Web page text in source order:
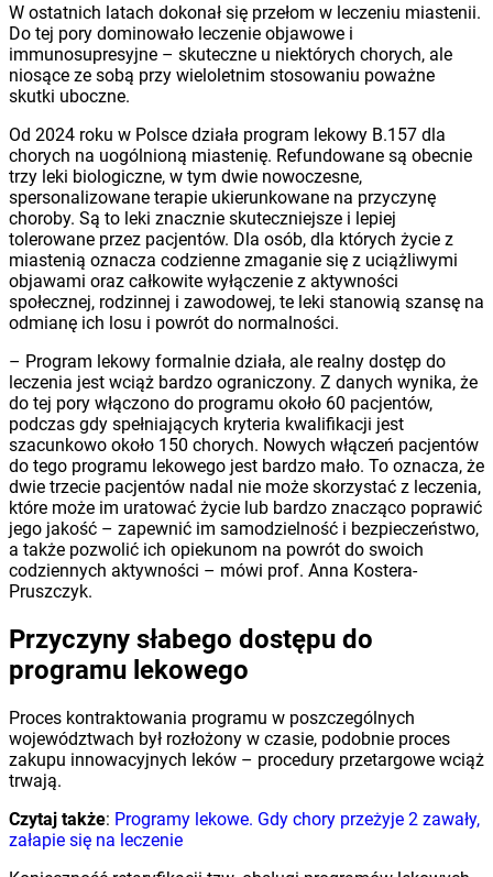
W ostatnich latach dokonał się przełom w leczeniu miastenii.
Do tej pory dominowało leczenie objawowe i
immunosupresyjne – skuteczne u niektórych chorych, ale
niosące ze sobą przy wieloletnim stosowaniu poważne
skutki uboczne.
Od 2024 roku w Polsce działa program lekowy B.157 dla
chorych na uogólnioną miastenię. Refundowane są obecnie
trzy leki biologiczne, w tym dwie nowoczesne,
spersonalizowane terapie ukierunkowane na przyczynę
choroby. Są to leki znacznie skuteczniejsze i lepiej
tolerowane przez pacjentów. Dla osób, dla których życie z
miastenią oznacza codzienne zmaganie się z uciążliwymi
objawami oraz całkowite wyłączenie z aktywności
społecznej, rodzinnej i zawodowej, te leki stanowią szansę na
odmianę ich losu i powrót do normalności.
– Program lekowy formalnie działa, ale realny dostęp do
leczenia jest wciąż bardzo ograniczony. Z danych wynika, że
do tej pory włączono do programu około 60 pacjentów,
podczas gdy spełniających kryteria kwalifikacji jest
szacunkowo około 150 chorych. Nowych włączeń pacjentów
do tego programu lekowego jest bardzo mało. To oznacza, że
dwie trzecie pacjentów nadal nie może skorzystać z leczenia,
które może im uratować życie lub bardzo znacząco poprawić
jego jakość – zapewnić im samodzielność i bezpieczeństwo,
a także pozwolić ich opiekunom na powrót do swoich
codziennych aktywności – mówi prof. Anna Kostera-
Pruszczyk.
Przyczyny słabego dostępu do
programu lekowego
Proces kontraktowania programu w poszczególnych
województwach był rozłożony w czasie, podobnie proces
zakupu innowacyjnych leków – procedury przetargowe wciąż
trwają.
Czytaj także: Programy lekowe. Gdy chory przeżyje 2 zawały,
załapie się na leczenie